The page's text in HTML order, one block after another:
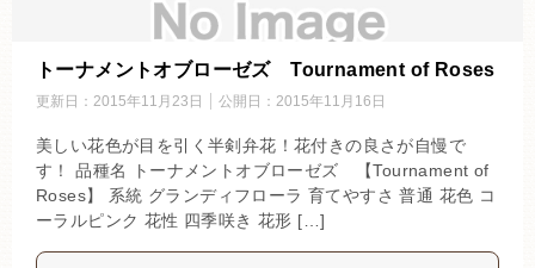
トーナメントオブローゼズ Tournament of Roses
更新日： 2015年11月23日 公開日： 2015年11月16日
美しい花色が目を引く半剣弁花！花付きの良さが自慢で
す！ 品種名 トーナメントオブローゼズ 【Tournament of
Roses】 系統 グランディフローラ 育てやすさ 普通 花色 コ
ーラルピンク 花性 四季咲き 花形 […]